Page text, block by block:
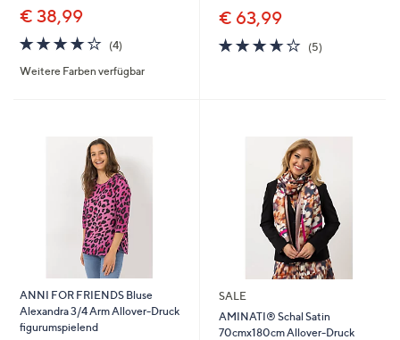
€ 38,99
3.8
von
5
(4)
Weitere Farben verfügbar
€ 63,99
3.6
von
(5)
ANNI FOR FRIENDS Bluse
Alexandra 3/4 Arm Allover-Druck
figurumspielend
SALE
AMINATI® Schal Satin
70cmx180cm Allover-Druck